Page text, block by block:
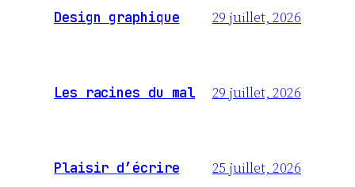
Design graphique 29 juillet, 2026
Les racines du mal 29 juillet, 2026
Plaisir d’écrire 25 juillet, 2026